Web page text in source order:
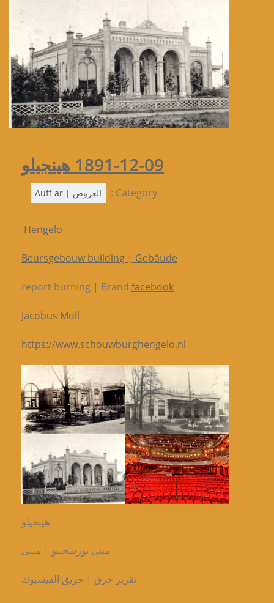
1891-12-09 هينجيلو
Category : العروض | Auff ar
Hengelo
Beursgebouw building | Gebäude
report burning | Brand facebook
Jacobus Moll
https://www.schouwburghengelo.nl
هينجيلو
مبنى بورسجيبو | مبنى
تقرير حرق | حريق الفيسبوك